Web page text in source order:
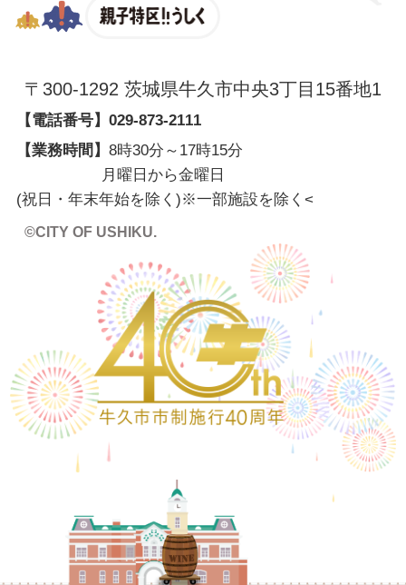
〒300-1292 茨城県牛久市中央3丁目15番地1
【電話番号】 029-873-2111
【業務時間】 8時30分～17時15分
月曜日から金曜日
(祝日・年末年始を除く)※一部施設を除く <
©CITY OF USHIKU.